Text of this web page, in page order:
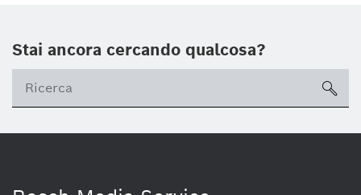
Stai ancora cercando qualcosa?